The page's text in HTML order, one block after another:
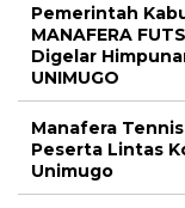
Pemerintah
MANAFERA
Digelar
UNIMUGO
Manafera
Peserta Lintas
Unimugo